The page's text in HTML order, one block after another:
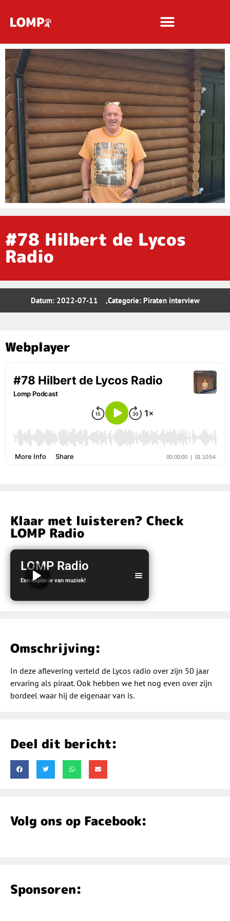
#78 Hilbert de Lycos
Radio
Datum: 2022-07-11 ,Categorie: Piraten interview
Webplayer
Klaar met luisteren? Check
LOMP Radio
LOMP Radio
Een explosie van muziek!
Omschrijving:
In deze aflevering verteld de Lycos radio over zijn 50 jaar
ervaring als piraat. Ook hebben we het nog even over zijn
bordeel waar hij de eigenaar van is.
Deel dit bericht:
Volg ons op Facebook:
Sponsoren: